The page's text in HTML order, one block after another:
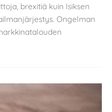
brexitiä kuin Isiksen
Ongelman